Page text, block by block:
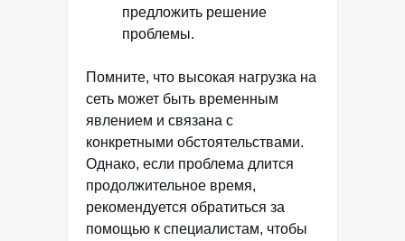
предложить решение
проблемы.
Помните, что высокая нагрузка на
сеть может быть временным
явлением и связана с
конкретными обстоятельствами.
Однако, если проблема длится
продолжительное время,
рекомендуется обратиться за
помощью к специалистам, чтобы